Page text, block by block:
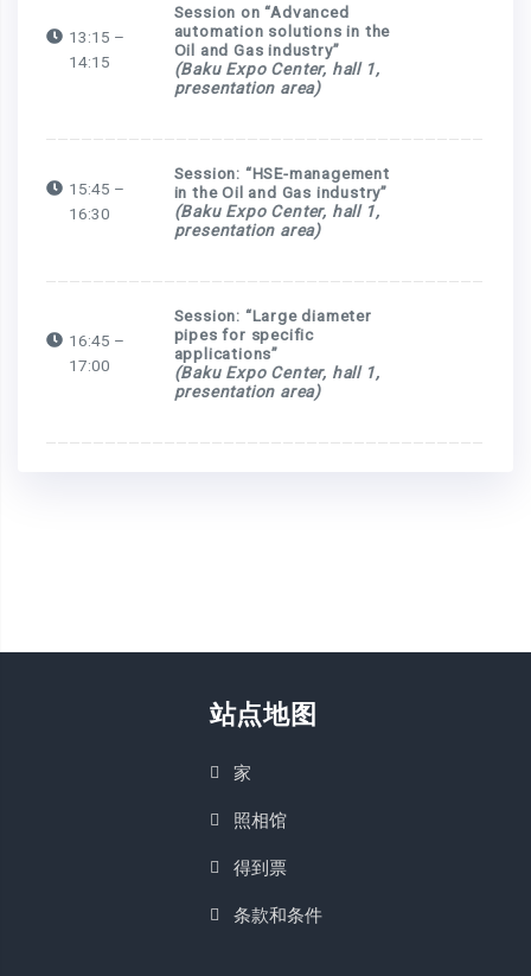
13:15 –
14:15
Session on “Advanced
automation solutions in the
Oil and Gas industry”
(Baku Expo Center, hall 1,
presentation area)
15:45 –
16:30
Session: “HSE-management
in the Oil and Gas industry”
(Baku Expo Center, hall 1,
presentation area)
16:45 –
17:00
Session: “Large diameter
pipes for specific
applications”
(Baku Expo Center, hall 1,
presentation area)
站点地图
家
照相馆
得到票
条款和条件